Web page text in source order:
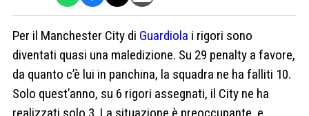
Per il Manchester City di Guardiola i rigori sono
diventati quasi una maledizione. Su 29 penalty a favore,
da quanto c’è lui in panchina, la squadra ne ha falliti 10.
Solo quest’anno, su 6 rigori assegnati, il City ne ha
realizzati solo 3. La situazione è preoccupante, e